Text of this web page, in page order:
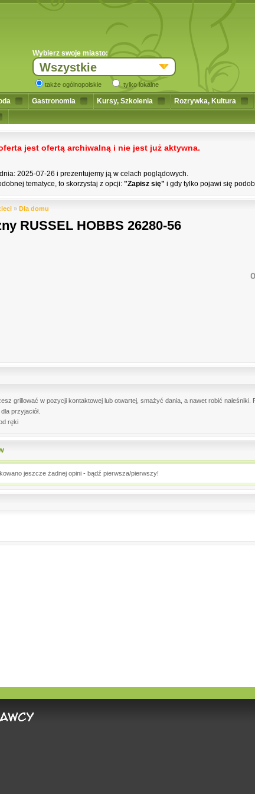
Wybierz swoje miasto:
Wszystkie
także ogólnopolskie tylko lokalne
Gastronomia Kursy, Szkolenia Rozrywka, Kultura
jest ofertą archiwalną i nie jest już aktywna.
2025-07-26 i prezentujemy ją w celach poglądowych.
tematyce, to skorzystaj z opcji: "Zapisz się" i gdy tylko pojawi się
» Dla domu
RUSSEL HOBBS 26280-56
grillować w pozycji kontaktowej lub otwartej, smażyć dania, a nawet robić naleśniki.
przyjaciół.
ręki
jeszcze żadnej opini - bądź pierwsza/pierwszy!